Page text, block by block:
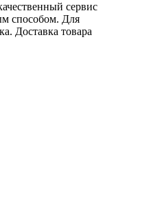
сервис
способом. Для
Доставка товара